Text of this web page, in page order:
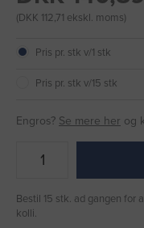
(DKK 112,71 ekskl. moms)
Pris pr. stk v/1 stk
Pris pr. stk v/15 stk
Engros? Se mere her og
Bestil 15 stk. ad gangen for
kolli.